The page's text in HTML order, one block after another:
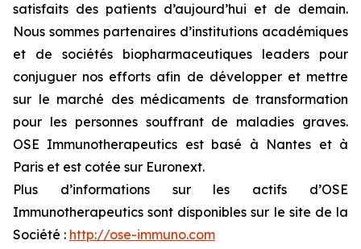
satisfaits des patients d’aujourd’hui et de demain.
Nous sommes partenaires d’institutions académiques
et de sociétés biopharmaceutiques leaders pour
conjuguer nos efforts afin de développer et mettre
sur le marché des médicaments de transformation
pour les personnes souffrant de maladies graves.
OSE Immunotherapeutics est basé à Nantes et à
Paris et est cotée sur Euronext.
Plus d’informations sur les actifs d’OSE
Immunotherapeutics sont disponibles sur le site de la
Société : http://ose-immuno.com